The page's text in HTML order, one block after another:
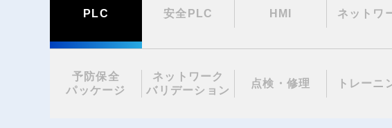
PLC 安全PLC HMI ネットワ
予防保全
パッケージ
ネットワーク
バリデーション
点検・修理 トレーニ